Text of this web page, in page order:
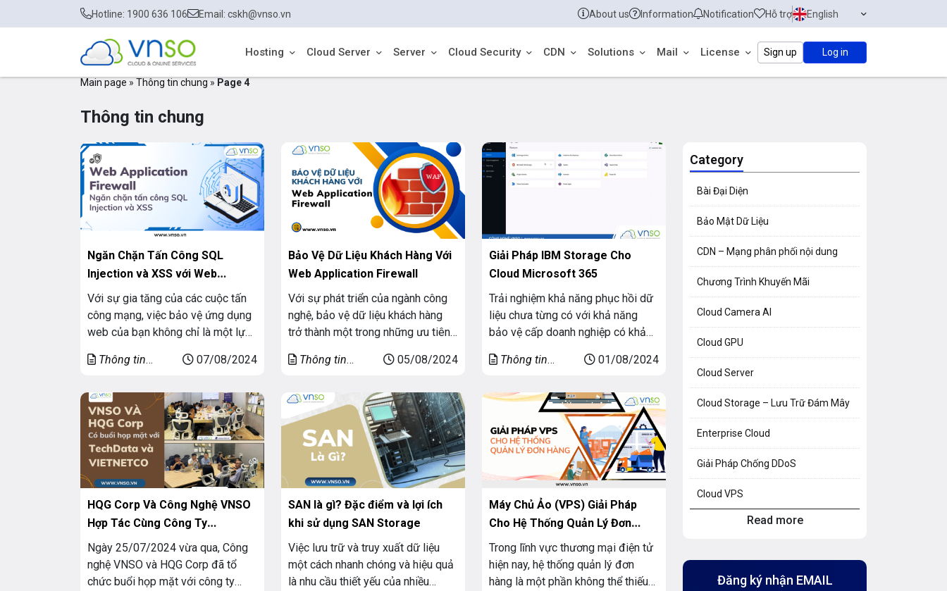
Hotline: 1900 636 106 Email: cskh@vnso.vn About us Information Notification Hỗ trợ English
Hosting Cloud Server Server Cloud Security CDN Solutions Mail License Sign up Log in
Main page » Thông tin chung » Page 4
Thông tin chung
Ngăn Chặn Tấn Công SQL
Injection và XSS với Web
Application Firewall
Với sự gia tăng của các cuộc tấn
công mạng, việc bảo vệ ứng dụng
web của bạn không chỉ là một lựa
Web Application Firewall hoặc còn
Web (WAF) chính là giải pháp tối
ưu để bảo vệ ứng […]
Thông tin
07/08/2024
Bảo Vệ Dữ Liệu Khách Hàng Với
Web Application Firewall
Với sự phát triển của ngành công
nghệ, bảo vệ dữ liệu khách hàng
trở thành một trong những ưu tiên
Việc bảo vệ thông tin cá nhân và
xây dựng lòng tin với khách hàng
mà còn đáp ứng các quy […]
Thông tin
05/08/2024
Giải Pháp IBM Storage Cho
Cloud Microsoft 365
Trải nghiệm khả năng phục hồi dữ
liệu chưa từng có với khả năng
bảo vệ cấp doanh nghiệp có khả
sao lưu đám mây cho khối lượng
Hãy cùng VNSO tìm hiểu khả năng
mà hệ thống IBM Storage mang […]
Thông tin
01/08/2024
HQG Corp Và Công Nghệ VNSO
Hợp Tác Cùng Công Ty
TechData Và VIETNETCO
Ngày 25/07/2024 vừa qua, Công
nghệ VNSO và HQG Corp đã tổ
chức buổi họp mặt với công ty
SAN là gì? Đặc điểm và lợi ích
khi sử dụng SAN Storage
Việc lưu trữ và truy xuất dữ liệu
một cách nhanh chóng và hiệu quả
là nhu cầu thiết yếu của nhiều
Máy Chủ Ảo (VPS) Giải Pháp
Cho Hệ Thống Quản Lý Đơn
Hàng
Trong lĩnh vực thương mại điện tử
hiện nay, hệ thống quản lý đơn
hàng là một phần không thể thiếu
Category
Bài Đại Diện
Bảo Mật Dữ Liệu
CDN – Mạng phân phối nội dung
Chương Trình Khuyến Mãi
Cloud Camera AI
Cloud GPU
Cloud Server
Cloud Storage – Lưu Trữ Đám Mây
Enterprise Cloud
Giải Pháp Chống DDoS
Cloud VPS
Hosting Knowledge
Hướng dẫn Tên miền
Read more
Đăng ký nhận EMAIL